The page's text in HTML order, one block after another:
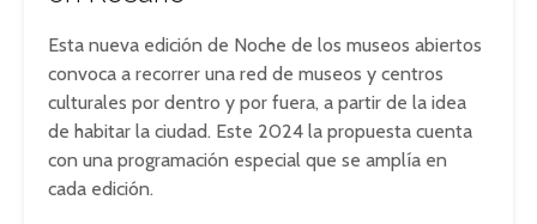
Esta nueva edición de Noche de los museos abiertos
convoca a recorrer una red de museos y centros
culturales por dentro y por fuera, a partir de la idea
de habitar la ciudad. Este 2024 la propuesta cuenta
con una programación especial que se amplía en
cada edición.